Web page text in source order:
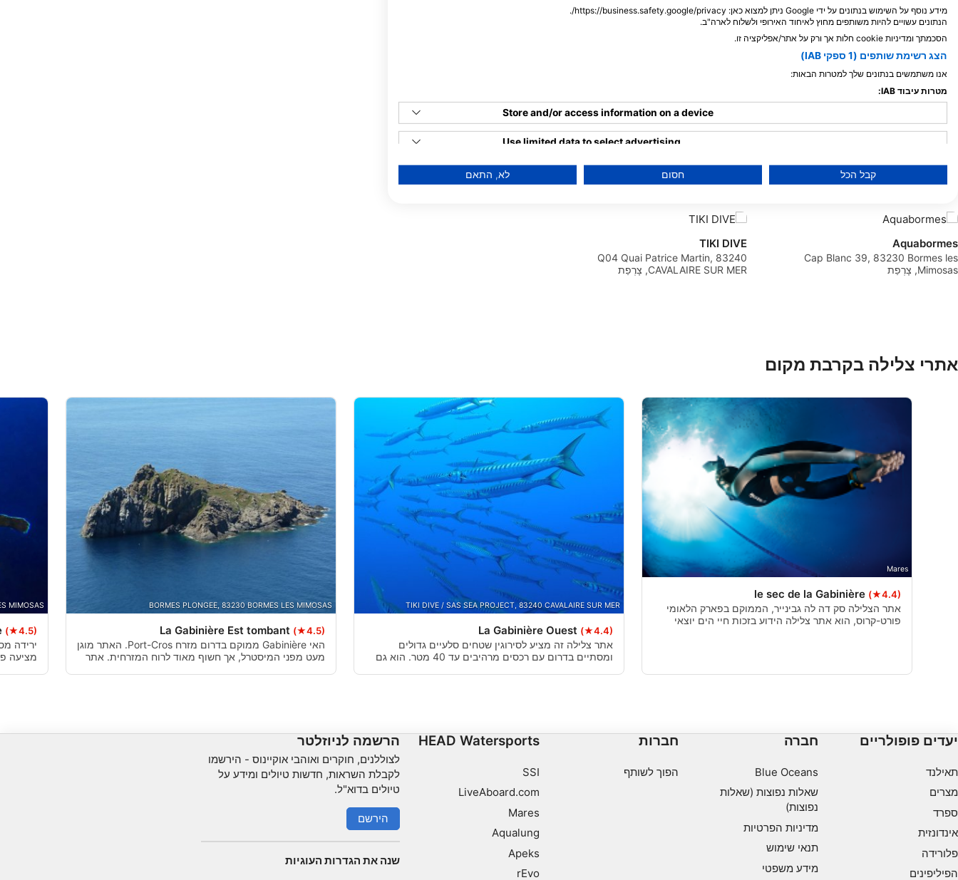
6 תצפיות
M
7תצפיות
מרכזי צלילה המספקים שירותים לאתר צלילה זה
Aquabormes
Cap Blanc 39, 83230 Bormes les
Mimosas, צָרְפַת
TIKI DIVE
Q04 Quai Patrice Martin, 83240
CAVALAIRE SUR MER, צָרְפַת
אתרי צלילה בקרבת מקום
Mares
le sec de la Gabinière (★4.4)
אתר הצלילה סק דה לה גבינייר, הממוקם בפארק הלאומי
פורט-קרוס, הוא אתר צלילה הידוע בזכות חיי הים יוצאי
TIKI DIVE / SAS SEA PROJECT, 83240 CAVALAIRE SUR MER
La Gabinière Ouest (★4.4)
אתר צלילה זה מציע לסירוגין שטחים סלעיים גדולים
ומסתיים בדרום עם רכסים מרהיבים עד 40 מטר. הוא גם
BORMES PLONGEE, 83230 BORMES LES MIMOSAS
La Gabinière Est tombant (★4.5)
האי Gabinière ממוקם בדרום מזרח Port-Cros. האתר מוגן
מעט מפני המיסטרל, אך חשוף מאוד לרוח המזרחית. אתר
MIMOSAS
(★4.5)
מציעה
יעדים פופולריים
תאילנד
מצרים
ספרד
אינדונזית
פלורידה
הפיליפינים
חברה
Blue Oceans
שאלות נפוצות (שאלות
נפוצות)
מדיניות הפרטיות
תנאי שימוש
מידע משפטי
חברות
הפוך לשותף
HEAD Watersports
SSI
LiveAboard.com
Mares
Aqualung
Apeks
rEvo
הרשמה לניוזלטר
לצוללנים, חוקרים ואוהבי אוקיינוס ​​- הירשמו
לקבלת השראות, חדשות טיולים ומידע על
טיולים בדוא"ל.
הירשם
שנה את הגדרות העוגיות
מידע נוסף על השימוש בנתונים על ידי Google ניתן למצוא כאן: https://business.safety.google/privacy/.
הנתונים עשויים להיות משותפים מחוץ לאיחוד האירופי ולשלוח לארה"ב.
הסכמתך ומדיניות cookie חלות אך ורק על אתר/אפליקציה זו.
הצג רשימת שותפים (1 ספקי IAB)
אנו משתמשים בנתונים שלך למטרות הבאות:
מטרות עיבוד IAB:
Store and/or access information on a device
Use limited data to select advertising
Create profiles for personalised advertising
Use profiles to select personalised content
Use limited data to select content
Use precise geolocation data
Identify devices based on information actively requested
חיוני
ביצועים
פונקציונלי
שיווק
קבל הכל חסום לא, התאם